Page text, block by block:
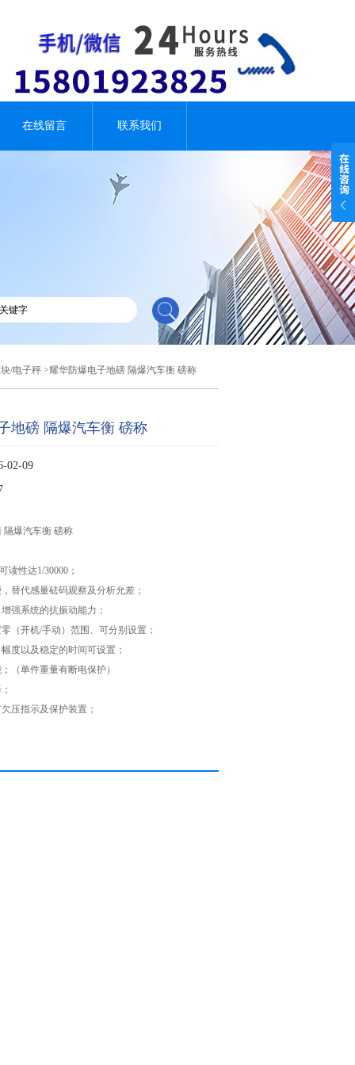
在线留言 联系我们
/电子秤 >耀华防爆电子地磅 隔爆汽车衡 磅称
地磅 隔爆汽车衡 磅称
02-09
隔爆汽车衡 磅称
读性达1/30000；
替代感量砝码观察及分析允差；
强系统的抗振动能力；
（开机/手动）范围、可分别设置；
度以及稳定的时间可设置；
（单件重量有断电保护）
压指示及保护装置；